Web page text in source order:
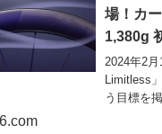
場！カ
1,380g
2024年2
Limitless
う目標を
速のため